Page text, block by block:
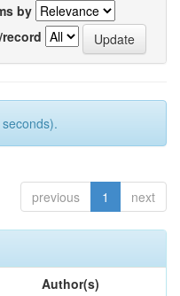
by
previous 1 next
Author(s)